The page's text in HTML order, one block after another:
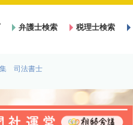
弁護士検索 税理士検索
司法書士